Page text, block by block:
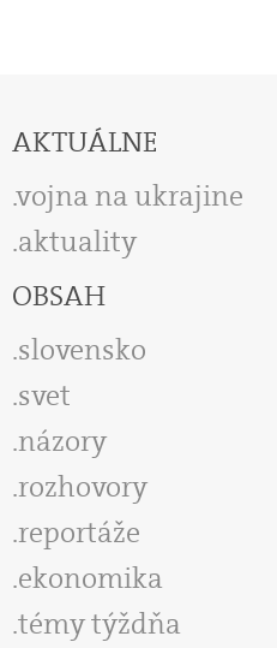
AKTUÁLNE
vojna na ukrajine
aktuality
OBSAH
slovensko
svet
názory
rozhovory
reportáže
ekonomika
témy týždňa